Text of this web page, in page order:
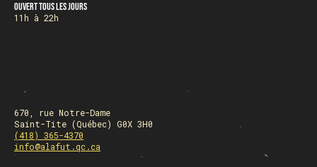
Ouvert tous les jours
11h à 22h
670, rue Notre-Dame
Saint-Tite (Québec) G0X 3H0
(418) 365-4370
info@alafut.qc.ca